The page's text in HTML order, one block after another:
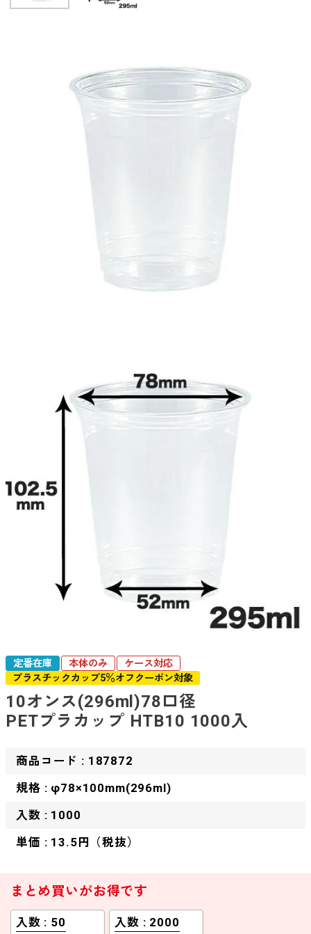
定番在庫 本体のみ
ケース対応
プラスチックカップ5％オフクーポン対象
10オンス(296ml)78口径
PETプラカップ HTB10 1000入
商品コード : 187872
規格 : φ78×100mm(296ml)
入数 : 1000
単価 : 13.5円（税抜）
まとめ買いがお得です
入数 : 50
入数 : 2000